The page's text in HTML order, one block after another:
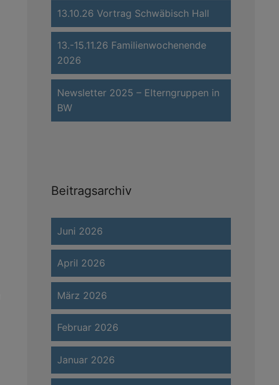
13.10.26 Vortrag Schwäbisch Hall
13.-15.11.26 Familienwochenende
2026
Newsletter 2025 – Elterngruppen in
BW
Beitragsarchiv
Juni 2026
April 2026
März 2026
Februar 2026
Januar 2026